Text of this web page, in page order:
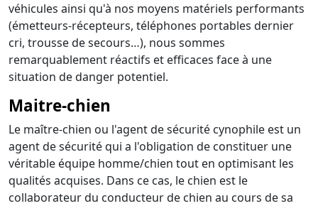
véhicules ainsi qu'à nos moyens matériels performants
(émetteurs-récepteurs, téléphones portables dernier
cri, trousse de secours…), nous sommes
remarquablement réactifs et efficaces face à une
situation de danger potentiel.
Maitre-chien
Le maître-chien ou l'agent de sécurité cynophile est un
agent de sécurité qui a l'obligation de constituer une
véritable équipe homme/chien tout en optimisant les
qualités acquises. Dans ce cas, le chien est le
collaborateur du conducteur de chien au cours de sa